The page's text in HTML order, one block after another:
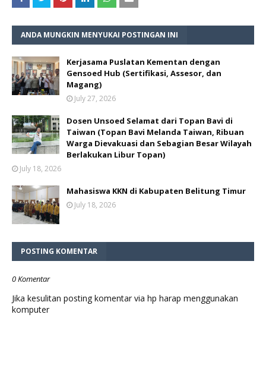
ANDA MUNGKIN MENYUKAI POSTINGAN INI
Kerjasama Puslatan Kementan dengan
Gensoed Hub (Sertifikasi, Assesor, dan
Magang)
July 27, 2026
Dosen Unsoed Selamat dari Topan Bavi di
Taiwan (Topan Bavi Melanda Taiwan, Ribuan
Warga Dievakuasi dan Sebagian Besar Wilayah
Berlakukan Libur Topan)
July 18, 2026
Mahasiswa KKN di Kabupaten Belitung Timur
July 18, 2026
POSTING KOMENTAR
0 Komentar
Jika kesulitan posting komentar via hp harap menggunakan
komputer